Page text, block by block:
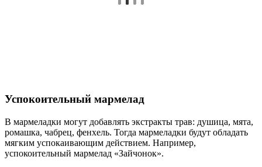
Успокоительный мармелад
В мармеладки могут добавлять экстракты трав: душица, мята,
ромашка, чабрец, фенхель. Тогда мармеладки будут обладать
мягким успокаивающим действием. Например,
успокоительный мармелад «Зайчонок».